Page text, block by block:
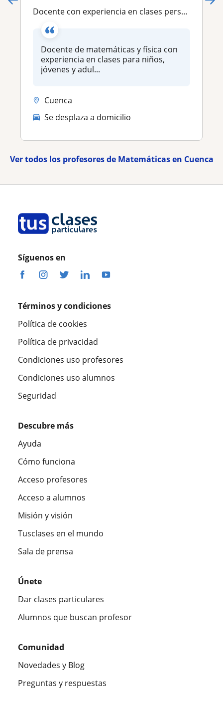
Docente con experiencia en clases personalizadas
Docente de matemáticas y física con
experiencia en clases para niños,
jóvenes y adul...
Cuenca
Se desplaza a domicilio
Ver todos los profesores de Matemáticas en Cuenca
Síguenos en
Términos y condiciones
Política de cookies
Política de privacidad
Condiciones uso profesores
Condiciones uso alumnos
Seguridad
Descubre más
Ayuda
Cómo funciona
Acceso profesores
Acceso a alumnos
Misión y visión
Tusclases en el mundo
Sala de prensa
Únete
Dar clases particulares
Alumnos que buscan profesor
Comunidad
Novedades y Blog
Preguntas y respuestas